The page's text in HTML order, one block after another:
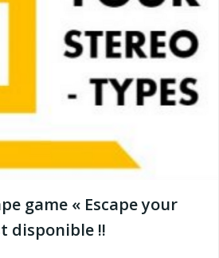
game « Escape your
disponible !!